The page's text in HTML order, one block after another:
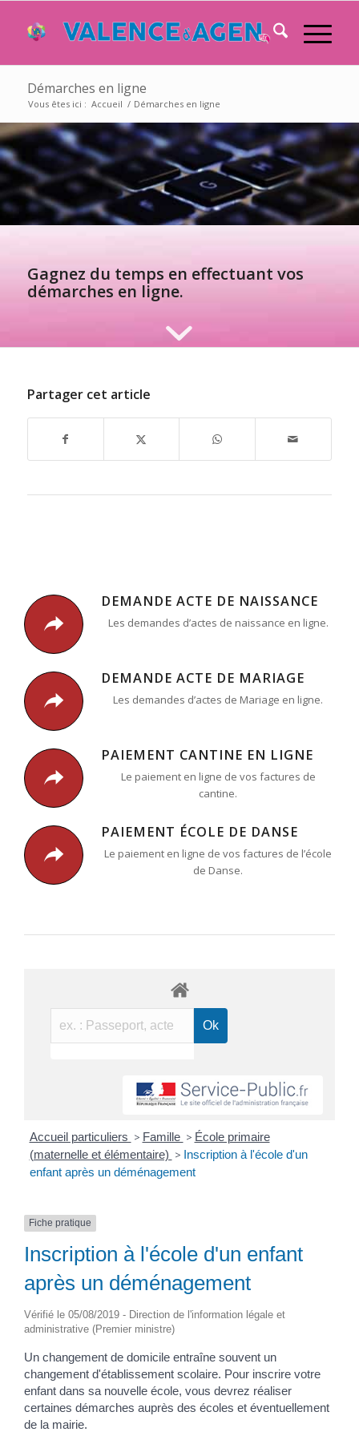
Démarches en ligne
Vous êtes ici : Accueil / Démarches en ligne
Gagnez du temps en effectuant vos
démarches en ligne.
Partager cet article
DEMANDE ACTE DE NAISSANCE
Les demandes d’actes de naissance en ligne.
DEMANDE ACTE DE MARIAGE
Les demandes d’actes de Mariage en ligne.
PAIEMENT CANTINE EN LIGNE
Le paiement en ligne de vos factures de
cantine.
PAIEMENT ÉCOLE DE DANSE
Le paiement en ligne de vos factures de l’école
de Danse.
Accueil particuliers > Famille > École primaire
(maternelle et élémentaire) > Inscription à l'école d'un
enfant après un déménagement
Fiche pratique
Inscription à l'école d'un enfant
après un déménagement
Vérifié le 05/08/2019 - Direction de l'information légale et
administrative (Premier ministre)
Un changement de domicile entraîne souvent un
changement d'établissement scolaire. Pour inscrire votre
enfant dans sa nouvelle école, vous devrez réaliser
certaines démarches auprès des écoles et éventuellement
de la mairie.